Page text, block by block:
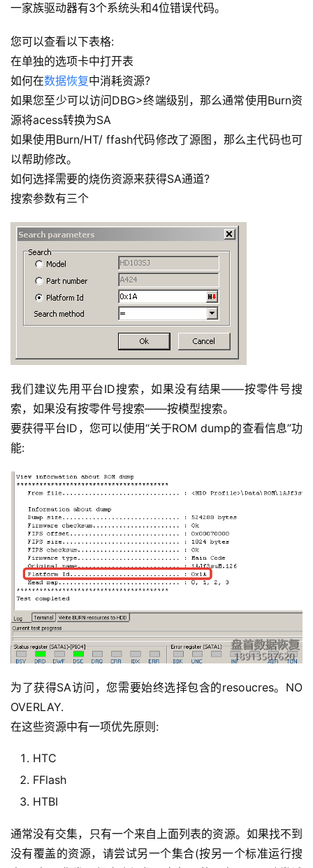
一家族驱动器有3个系统头和4位错误代码。
您可以查看以下表格:
在单独的选项卡中打开表
如何在数据恢复中消耗资源?
如果您至少可以访问DBG>终端级别，那么通常使用Burn资
源将acess转换为SA
如果使用Burn/HT/ ffash代码修改了源图，那么主代码也可
以帮助修改。
如何选择需要的烧伤资源来获得SA通道?
搜索参数有三个
我们建议先用平台ID搜索，如果没有结果——按零件号搜
索，如果没有按零件号搜索——按模型搜索。
要获得平台ID，您可以使用“关于ROM dump的查看信息”功
能:
为了获得SA访问，您需要始终选择包含的resoucres。NO
OVERLAY.
在这些资源中有一项优先原则:
HTC
FFlash
HTBI
通常没有交集，只有一个来自上面列表的资源。如果找不到
没有覆盖的资源，请尝试另一个集合(按另一个标准运行搜